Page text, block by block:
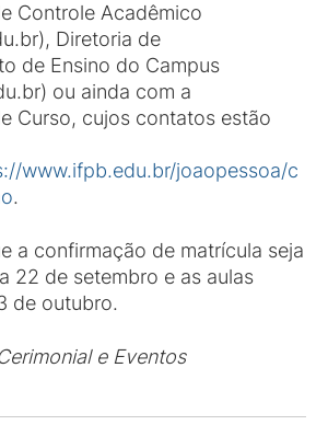
Controle Acadêmico
Diretoria de
de Ensino do Campus
ou ainda com a
Curso, cujos contatos estão
www.ifpb.edu.br/joaopessoa/c
.
a confirmação de matrícula seja
22 de setembro e as aulas
de outubro.
e Eventos